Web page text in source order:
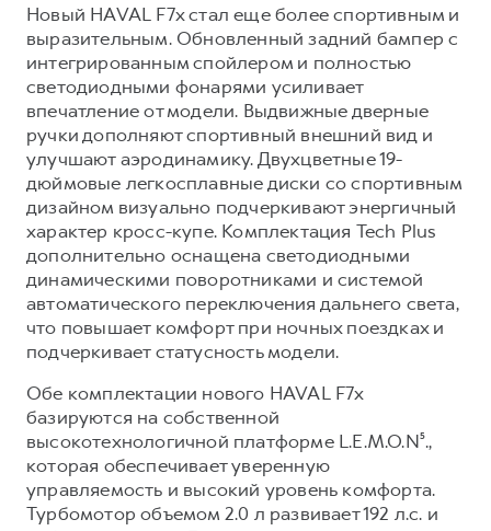
Сервис для корпоративных клиентов
HAVAL Лизинг
АКСЕССУАРЫ HAVAL
Автомобильные аксессуары
Коллекция CITY
Коллекция Базовая
Коллекция Детская
АКСЕССУАРЫ HAVAL
Автомобильные аксессуары
Коллекция CITY
Коллекция Базовая
Коллекция Детская
Новый HAVAL F7x стал еще более спортивным и
выразительным. Обновленный задний бампер с
интегрированным спойлером и полностью
светодиодными фонарями усиливает
впечатление от модели. Выдвижные дверные
ручки дополняют спортивный внешний вид и
улучшают аэродинамику. Двухцветные 19-
дюймовые легкосплавные диски со спортивным
дизайном визуально подчеркивают энергичный
характер кросс-купе. Комплектация Tech Plus
дополнительно оснащена светодиодными
динамическими поворотниками и системой
автоматического переключения дальнего света,
что повышает комфорт при ночных поездках и
подчеркивает статусность модели.
Обе комплектации нового HAVAL F7x
базируются на собственной
высокотехнологичной платформе L.E.M.O.N⁵.,
которая обеспечивает уверенную
управляемость и высокий уровень комфорта.
Турбомотор объемом 2.0 л развивает 192 л.с. и